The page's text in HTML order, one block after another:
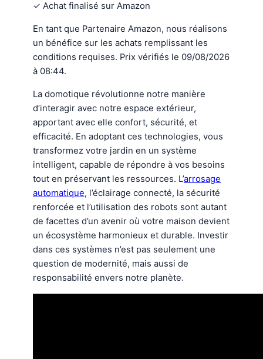
✓ Achat finalisé sur Amazon
En tant que Partenaire Amazon, nous réalisons
un bénéfice sur les achats remplissant les
conditions requises. Prix vérifiés le 09/08/2026
à 08:44.
La domotique révolutionne notre manière
d’interagir avec notre espace extérieur,
apportant avec elle confort, sécurité, et
efficacité. En adoptant ces technologies, vous
transformez votre jardin en un système
intelligent, capable de répondre à vos besoins
tout en préservant les ressources. L’arrosage
automatique, l’éclairage connecté, la sécurité
renforcée et l’utilisation des robots sont autant
de facettes d’un avenir où votre maison devient
un écosystème harmonieux et durable. Investir
dans ces systèmes n’est pas seulement une
question de modernité, mais aussi de
responsabilité envers notre planète.